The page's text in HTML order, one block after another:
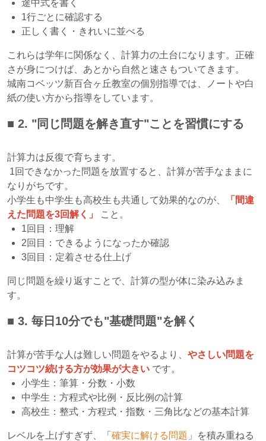
途中式を書く
1行ごとに確認する
正しく書く・きれいに並べる
これらは学年に関係なく、計算力の土台になります。正確
さが身につけば、あとから自然と速さもついてきます。
城南コベッツ新百合ヶ丘教室の個別指導では、ノートや白
紙の使い方から指導をしています。
■ 2. "同じ問題を解き直す"ことを習慣にする
計算力は反復で育ちます。
1回できなかった問題を放置すると、計算が苦手なままに
なりがちです。
小学生も中学生も高校生も共通して効果的なのが、
「間違
えた問題を3回解く」
こと。
1回目：理解
2回目：できるようになったか確認
3回目：定着させる仕上げ
同じ問題を繰り返すことで、計算の型が体に染み込みま
す。
■ 3. 毎日10分でも"基礎問題"を解く
計算が苦手な人は難しい問題をやるより、 やさしい問題を
コツコツ続ける方が効果が大きい です。
小学生：筆算・分数・小数
中学生：方程式や比例・反比例の計算
高校生：整式・方程式・指数・三角比などの基本計算
レベルを上げすぎず、「 確実に解ける問題 」を積み重ねる